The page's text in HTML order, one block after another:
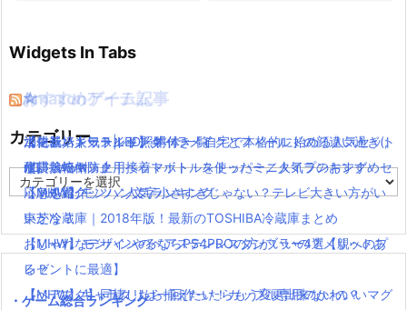
Widgets In Tabs
おすすめゲーム記事
【モンハンワールド】キャラメイクとフィールドの顔違い過ぎ(;
´Д｀)www
【MHW】モンハン文字小さすぎじゃない？テレビ大きい方がい
いかな？
【MHW】モンハンやるならPS4PROの方がいいの？メリットあ
る？
【MHW】キャラクリは一回作ったらもう変更出来ないの？
Amazonアイテム
水耕栽培キット|LED照明付き！自宅で本格的に始める人気セット
水耕栽培キット｜ペットボトルを使ったミニタイプのおすすめセ
ットを紹介
東芝冷蔵庫｜2018年版！最新のTOSHIBA冷蔵庫まとめ
おしゃれなデザインのペアステンレスタンブラー4選【親へのプ
レゼントに最適】
【ペアマグ】同棲したら揃えたい！カップル専用のかわいいマグ
☆
ニンテンドースイッチ 本体 一覧
使い捨てマスク
☆
消化器／人気ランキング
耐震・転倒防止用接着マット・ストッパー／人気ランキング
応急処置グッツ／人気ランキング
☆
カテゴリー
テ
リ
ー
・ゲーム総合ランキング